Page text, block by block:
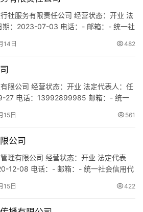
社服务有限责任公司 经营状态：开业 法
期：2023-07-03 电话：- 邮箱：- 统一社
米门面 网址：- 经营范围：一般项目：
项…
14日 482
限公司 经营状态：开业 法定代表人：任
27 电话：13992899985 邮箱：- 统一
一号一号楼一单元2101 网址：- 经营范
15日 561
公司
理有限公司 经营状态：开业 法定代表
12-08 电话：- 邮箱：- 统一社会信用代
2单元801室 网址：- 经营范围：一般项
15日 422